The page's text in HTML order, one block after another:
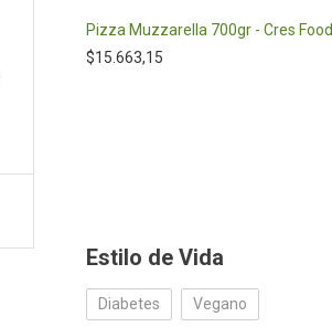
Pizza Muzzarella 700gr - Cres Food
$15.663,15
Estilo de Vida
Diabetes Vegano